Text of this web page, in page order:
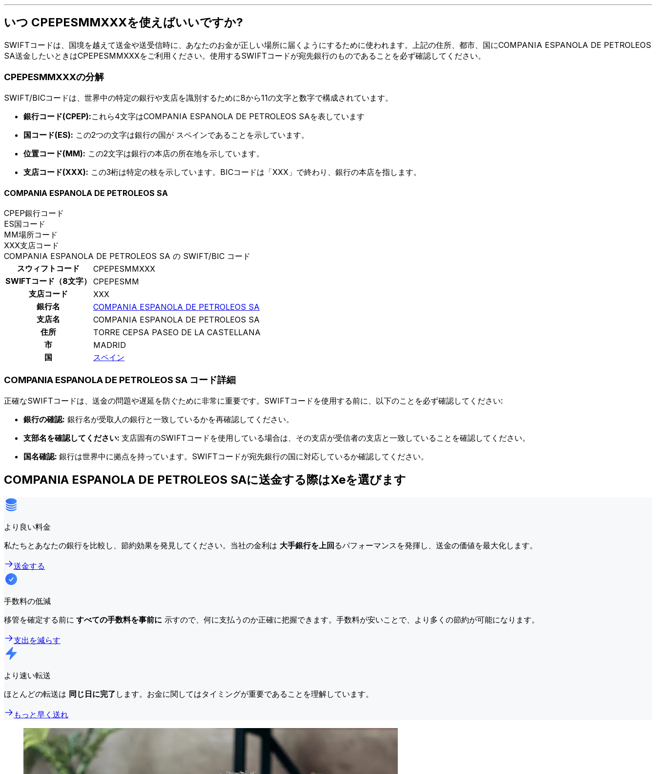
いつ CPEPESMMXXXを使えばいいですか?
SWIFTコードは、国境を越えて送金や送受信時に、あなたのお金が正しい場所に届くようにするために使われます。上記の住所、都市、国にCOMPANIA ESPANOLA DE PETROLEOS
SA送金したいときはCPEPESMMXXXをご利用ください。使用するSWIFTコードが宛先銀行のものであることを必ず確認してください。
CPEPESMMXXXの分解
SWIFT/BICコードは、世界中の特定の銀行や支店を識別するために8から11の文字と数字で構成されています。
銀行コード(CPEP):これら4文字はCOMPANIA ESPANOLA DE PETROLEOS SAを表しています
国コード(ES): この2つの文字は銀行の国が スペインであることを示しています。
位置コード(MM): この2文字は銀行の本店の所在地を示しています。
支店コード(XXX): この3桁は特定の枝を示しています。BICコードは「XXX」で終わり、銀行の本店を指します。
COMPANIA ESPANOLA DE PETROLEOS SA
CPEP銀行コード
ES国コード
MM場所コード
XXX支店コード
COMPANIA ESPANOLA DE PETROLEOS SA の SWIFT/BIC コード
スウィフトコード
CPEPESMMXXX
SWIFTコード（8文字）
CPEPESMM
支店コード
XXX
銀行名
COMPANIA ESPANOLA DE PETROLEOS SA
支店名
COMPANIA ESPANOLA DE PETROLEOS SA
住所
TORRE CEPSA PASEO DE LA CASTELLANA
市
MADRID
国
スペイン
COMPANIA ESPANOLA DE PETROLEOS SA コード詳細
正確なSWIFTコードは、送金の問題や遅延を防ぐために非常に重要です。SWIFTコードを使用する前に、以下のことを必ず確認してください:
銀行の確認: 銀行名が受取人の銀行と一致しているかを再確認してください。
支部名を確認してください: 支店固有のSWIFTコードを使用している場合は、その支店が受信者の支店と一致していることを確認してください。
国名確認: 銀行は世界中に拠点を持っています。SWIFTコードが宛先銀行の国に対応しているか確認してください。
COMPANIA ESPANOLA DE PETROLEOS SAに送金する際はXeを選びます
より良い料金
私たちとあなたの銀行を比較し、節約効果を発見してください。当社の金利は 大手銀行を上回るパフォーマンスを発揮し、送金の価値を最大化します。
送金する
手数料の低減
移管を確定する前に すべての手数料を事前に 示すので、何に支払うのか正確に把握できます。手数料が安いことで、より多くの節約が可能になります。
支出を減らす
より速い転送
ほとんどの転送は 同じ日に完了 します。お金に関してはタイミングが重要であることを理解しています。
もっと早く送れ